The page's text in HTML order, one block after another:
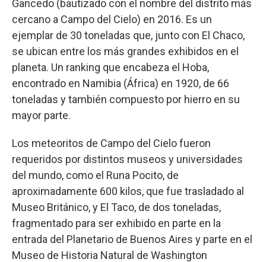
Gancedo (bautizado con el nombre del distrito más
cercano a Campo del Cielo) en 2016. Es un
ejemplar de 30 toneladas que, junto con El Chaco,
se ubican entre los más grandes exhibidos en el
planeta. Un ranking que encabeza el Hoba,
encontrado en Namibia (África) en 1920, de 66
toneladas y también compuesto por hierro en su
mayor parte.
Los meteoritos de Campo del Cielo fueron
requeridos por distintos museos y universidades
del mundo, como el Runa Pocito, de
aproximadamente 600 kilos, que fue trasladado al
Museo Británico, y El Taco, de dos toneladas,
fragmentado para ser exhibido en parte en la
entrada del Planetario de Buenos Aires y parte en el
Museo de Historia Natural de Washington